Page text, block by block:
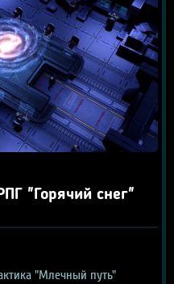
"Горячий снег"
"Млечный путь"